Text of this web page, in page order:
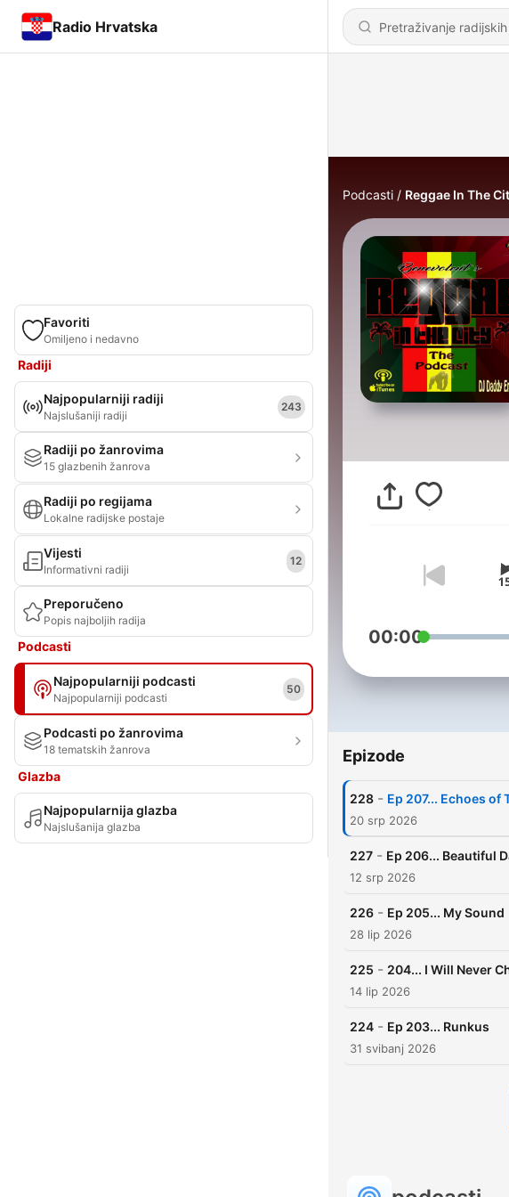
Radio Hrvatska
Favoriti
Omiljeno i nedavno
Radiji
Najpopularniji radiji
Najslušaniji radiji
243
Radiji po žanrovima
15 glazbenih žanrova
Radiji po regijama
Lokalne radijske postaje
Vijesti
Informativni radiji
12
Preporučeno
Popis najboljih radija
Podcasti
Najpopularniji podcasti
Najpopularniji podcasti
50
Podcasti po žanrovima
18 tematskih žanrova
Glazba
Najpopularnija glazba
Najslušanija glazba
Podcasti Reggae In The
00:00
Epizode
228 - Ep 207... Echoes of
20 srp 2026
227 - Ep 206... Beautiful
12 srp 2026
226 - Ep 205... My Sound
28 lip 2026
225 - 204... I Will Never
14 lip 2026
224 - Ep 203... Runkus
31 svibanj 2026